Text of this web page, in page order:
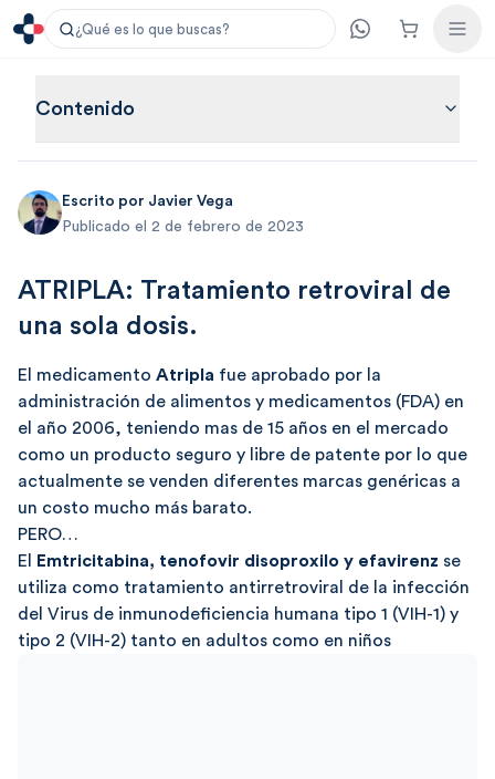
¿Qué es lo que buscas?
Contenido
Escrito por Javier Vega
Publicado el 2 de febrero de 2023
ATRIPLA: Tratamiento retroviral de
una sola dosis.
El medicamento Atripla fue aprobado por la
administración de alimentos y medicamentos (FDA) en
el año 2006, teniendo mas de 15 años en el mercado
como un producto seguro y libre de patente por lo que
actualmente se venden diferentes marcas genéricas a
un costo mucho más barato.
PERO…
El
Emtricitabina, tenofovir disoproxilo y efavirenz se
utiliza como tratamiento antirretroviral de la infección
del Virus de inmunodeficiencia humana tipo 1 (VIH-1) y
tipo 2 (VIH-2) tanto en adultos como en niños